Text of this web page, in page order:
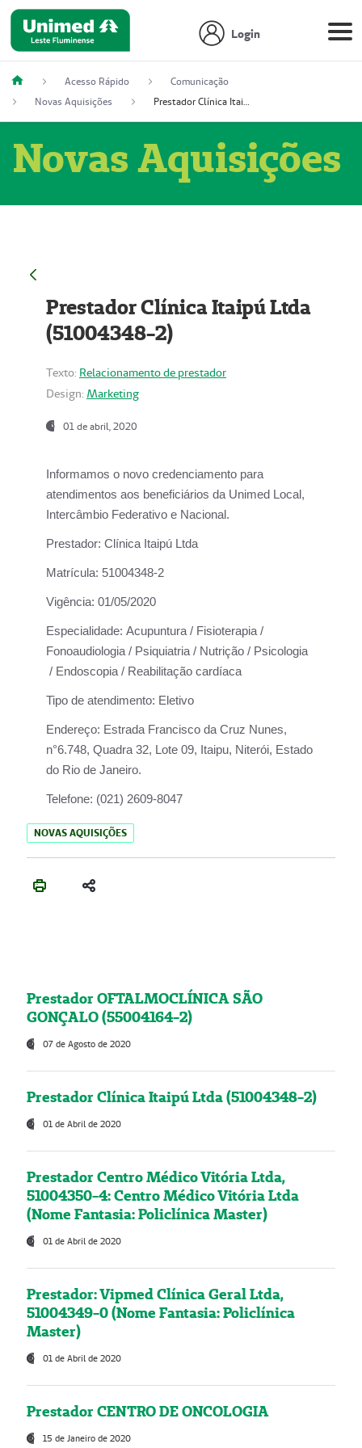
Login
Acesso Rápido
Comunicação
Novas Aquisições
Prestador Clínica Itaipú Ltda (51004348-2)
Novas Aquisições
Prestador Clínica Itaipú Ltda
(51004348-2)
Texto: Relacionamento de prestador
Design: Marketing
01 de abril, 2020
Informamos o novo credenciamento para
atendimentos aos beneficiários da Unimed Local,
Intercâmbio Federativo e Nacional.
Prestador: Clínica Itaipú Ltda
Matrícula: 51004348-2
Vigência: 01/05/2020
Especialidade: Acupuntura / Fisioterapia /
Fonoaudiologia / Psiquiatria / Nutrição / Psicologia
/ Endoscopia / Reabilitação cardíaca
Tipo de atendimento: Eletivo
Endereço: Estrada Francisco da Cruz Nunes,
n°6.748, Quadra 32, Lote 09, Itaipu, Niterói, Estado
do Rio de Janeiro.
Telefone: (021) 2609-8047
NOVAS AQUISIÇÕES
Prestador OFTALMOCLÍNICA SÃO
GONÇALO (55004164-2)
07 de Agosto de 2020
Prestador Clínica Itaipú Ltda (51004348-2)
01 de Abril de 2020
Prestador Centro Médico Vitória Ltda,
51004350-4: Centro Médico Vitória Ltda
(Nome Fantasia: Policlínica Master)
01 de Abril de 2020
Prestador: Vipmed Clínica Geral Ltda,
51004349-0 (Nome Fantasia: Policlínica
Master)
01 de Abril de 2020
Prestador CENTRO DE ONCOLOGIA
15 de Janeiro de 2020